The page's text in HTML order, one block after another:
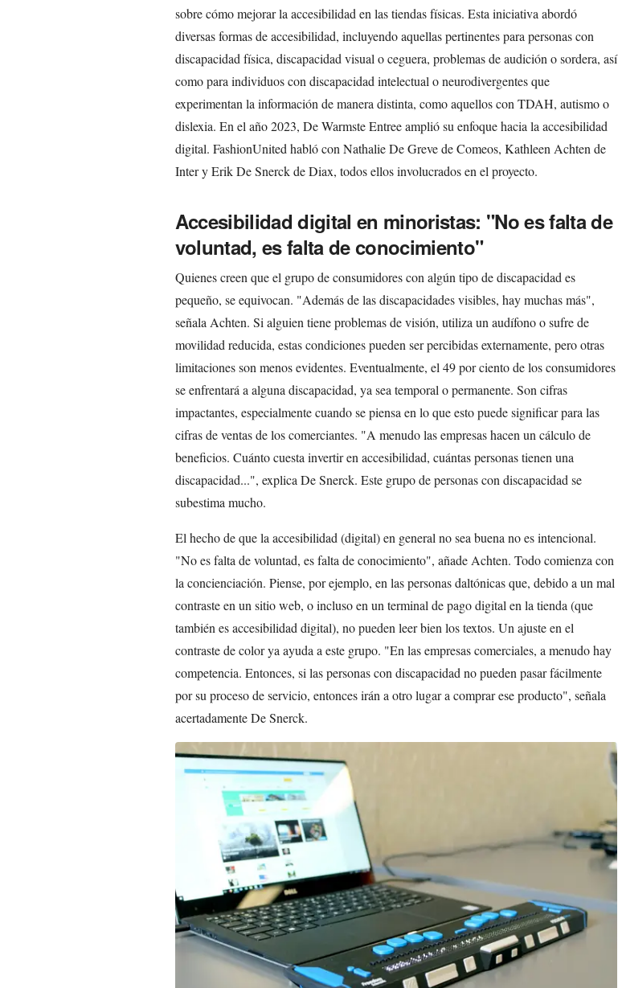
sobre cómo mejorar la accesibilidad en las tiendas físicas. Esta iniciativa abordó
diversas formas de accesibilidad, incluyendo aquellas pertinentes para personas con
discapacidad física, discapacidad visual o ceguera, problemas de audición o sordera, así
como para individuos con discapacidad intelectual o neurodivergentes que
experimentan la información de manera distinta, como aquellos con TDAH, autismo o
dislexia. En el año 2023, De Warmste Entree amplió su enfoque hacia la accesibilidad
digital. FashionUnited habló con Nathalie De Greve de Comeos, Kathleen Achten de
Inter y Erik De Snerck de Diax, todos ellos involucrados en el proyecto.
Accesibilidad digital en minoristas: "No es falta de
voluntad, es falta de conocimiento"
Quienes creen que el grupo de consumidores con algún tipo de discapacidad es
pequeño, se equivocan. "Además de las discapacidades visibles, hay muchas más",
señala Achten. Si alguien tiene problemas de visión, utiliza un audífono o sufre de
movilidad reducida, estas condiciones pueden ser percibidas externamente, pero otras
limitaciones son menos evidentes. Eventualmente, el 49 por ciento de los consumidores
se enfrentará a alguna discapacidad, ya sea temporal o permanente. Son cifras
impactantes, especialmente cuando se piensa en lo que esto puede significar para las
cifras de ventas de los comerciantes. "A menudo las empresas hacen un cálculo de
beneficios. Cuánto cuesta invertir en accesibilidad, cuántas personas tienen una
discapacidad...", explica De Snerck. Este grupo de personas con discapacidad se
subestima mucho.
El hecho de que la accesibilidad (digital) en general no sea buena no es intencional.
"No es falta de voluntad, es falta de conocimiento", añade Achten. Todo comienza con
la concienciación. Piense, por ejemplo, en las personas daltónicas que, debido a un mal
contraste en un sitio web, o incluso en un terminal de pago digital en la tienda (que
también es accesibilidad digital), no pueden leer bien los textos. Un ajuste en el
contraste de color ya ayuda a este grupo. "En las empresas comerciales, a menudo hay
competencia. Entonces, si las personas con discapacidad no pueden pasar fácilmente
por su proceso de servicio, entonces irán a otro lugar a comprar ese producto", señala
acertadamente De Snerck.